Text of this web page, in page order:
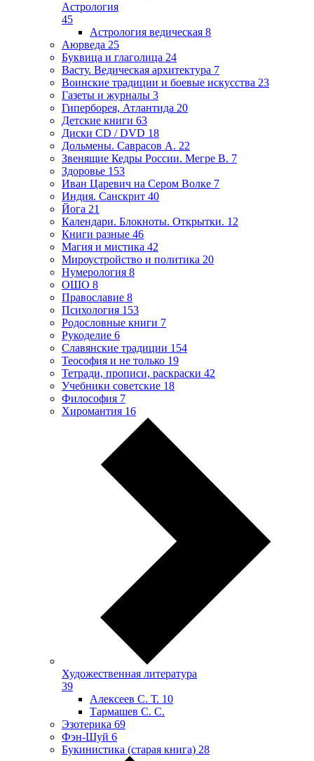
Астрология
45
Астрология ведическая 8
Аюрведа 25
Буквица и глаголица 24
Васту. Ведическая архитектура 7
Воинские традиции и боевые искусства 23
Газеты и журналы 3
Гиперборея, Атлантида 20
Детские книги 63
Диски CD / DVD 18
Дольмены. Саврасов А. 22
Звенящие Кедры России. Мегре В. 7
Здоровье 153
Иван Царевич на Сером Волке 7
Индия. Санскрит 40
Йога 21
Календари. Блокноты. Открытки. 12
Книги разные 46
Магия и мистика 42
Мироустройство и политика 20
Нумерология 8
ОШО 8
Православие 8
Психология 153
Родословные книги 7
Рукоделие 6
Славянские традиции 154
Теософия и не только 19
Тетради, прописи, раскраски 42
Учебники советские 18
Философия 7
Хиромантия 16
Художественная литература
39
Алексеев С. Т. 10
Тармашев С. С.
Эзотерика 69
Фэн-Шуй 6
Букинистика (старая книга) 28